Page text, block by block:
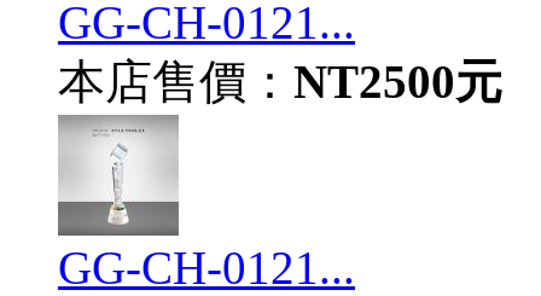
GG-CH-0121...
本店售價： NT2500元
GG-CH-0121...